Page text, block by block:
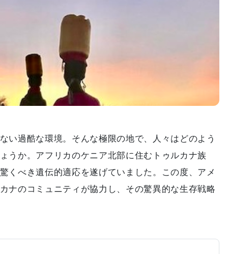
い過酷な環境。そんな極限の地で、人々はどのよう
うか。アフリカのケニア北部に住むトゥルカナ族
くべき遺伝的適応を遂げていました。この度、アメ
ナのコミュニティが協力し、その驚異的な生存戦略